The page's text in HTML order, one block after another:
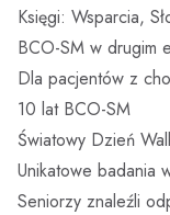
Księgi: Wsparcia,
BCO-SM w drugim
Dla pacjentów z
10 lat BCO-SM
Światowy Dzień
Unikatowe badania
Seniorzy znaleźli